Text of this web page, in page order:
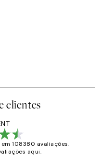
clientes
em 108380 avaliações.
aqui.